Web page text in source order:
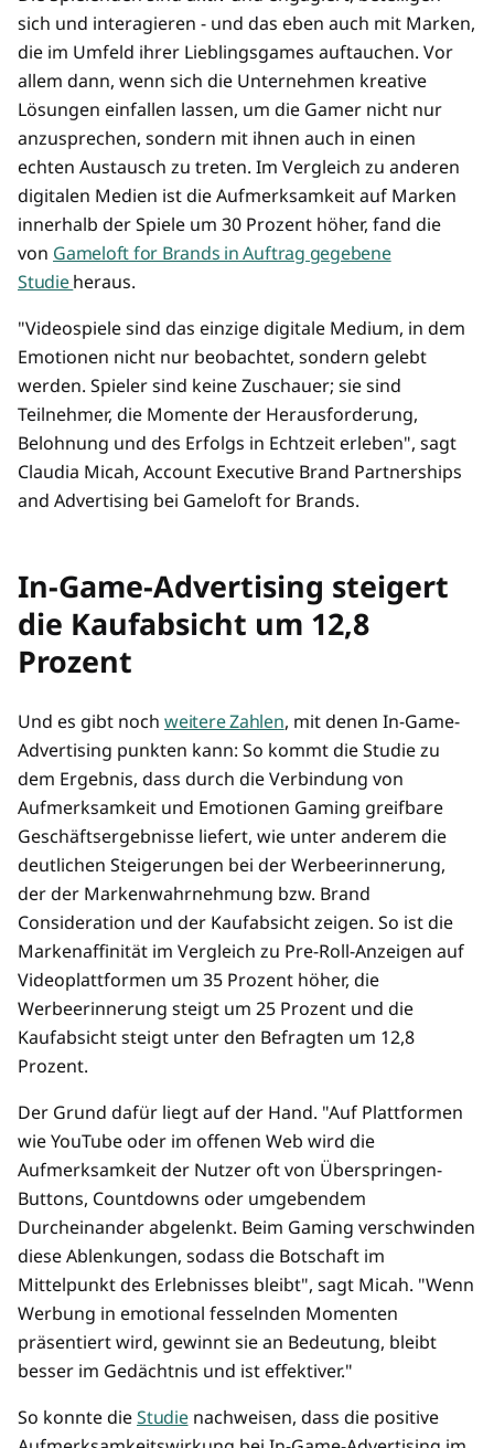
sich und interagieren - und das eben auch mit Marken,
die im Umfeld ihrer Lieblingsgames auftauchen. Vor
allem dann, wenn sich die Unternehmen kreative
Lösungen einfallen lassen, um die Gamer nicht nur
anzusprechen, sondern mit ihnen auch in einen
echten Austausch zu treten. Im Vergleich zu anderen
digitalen Medien ist die Aufmerksamkeit auf Marken
innerhalb der Spiele um 30 Prozent höher, fand die
von Gameloft for Brands in Auftrag gegebene
Studieheraus.
"Videospiele sind das einzige digitale Medium, in dem
Emotionen nicht nur beobachtet, sondern gelebt
werden. Spieler sind keine Zuschauer; sie sind
Teilnehmer, die Momente der Herausforderung,
Belohnung und des Erfolgs in Echtzeit erleben", sagt
Claudia Micah, Account Executive Brand Partnerships
and Advertising bei Gameloft for Brands.
In-Game-Advertising steigert
die Kaufabsicht um 12,8
Prozent
Und es gibt noch weitere Zahlen, mit denen In-Game-
Advertising punkten kann: So kommt die Studie zu
dem Ergebnis, dass durch die Verbindung von
Aufmerksamkeit und Emotionen Gaming greifbare
Geschäftsergebnisse liefert, wie unter anderem die
deutlichen Steigerungen bei der Werbeerinnerung,
der der Markenwahrnehmung bzw. Brand
Consideration und der Kaufabsicht zeigen. So ist die
Markenaffinität im Vergleich zu Pre-Roll-Anzeigen auf
Videoplattformen um 35 Prozent höher, die
Werbeerinnerung steigt um 25 Prozent und die
Kaufabsicht steigt unter den Befragten um 12,8
Prozent.
Der Grund dafür liegt auf der Hand. "Auf Plattformen
wie YouTube oder im offenen Web wird die
Aufmerksamkeit der Nutzer oft von Überspringen-
Buttons, Countdowns oder umgebendem
Durcheinander abgelenkt. Beim Gaming verschwinden
diese Ablenkungen, sodass die Botschaft im
Mittelpunkt des Erlebnisses bleibt", sagt Micah. "Wenn
Werbung in emotional fesselnden Momenten
präsentiert wird, gewinnt sie an Bedeutung, bleibt
besser im Gedächtnis und ist effektiver."
So konnte dieStudienachweisen, dass die positive